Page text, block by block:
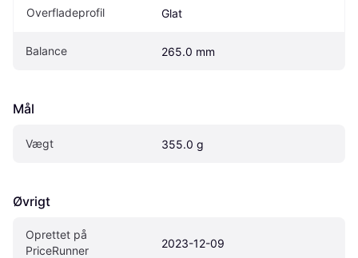
Overfladeprofil Glat
Balance 265.0 mm
Mål
Vægt 355.0 g
Øvrigt
Oprettet på
PriceRunner
2023-12-09